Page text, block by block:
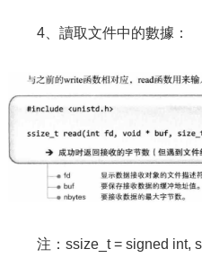
4、讀取文件中的數據：
注：ssize_t = signed int,